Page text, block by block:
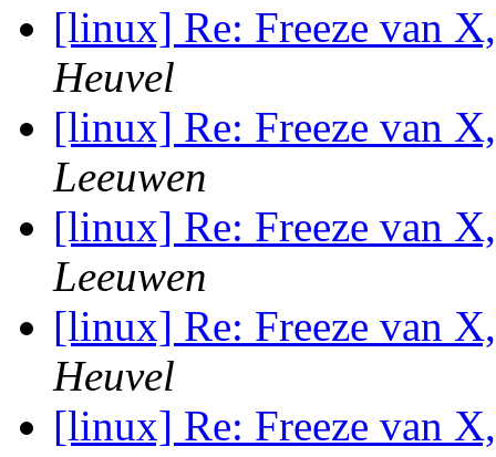
[linux] Re: Freeze van
Heuvel
[linux] Re: Freeze van
Leeuwen
[linux] Re: Freeze van
Leeuwen
[linux] Re: Freeze van
Heuvel
[linux] Re: Freeze van